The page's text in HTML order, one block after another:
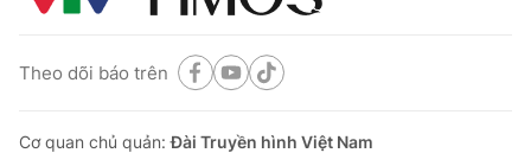
Theo dõi báo trên
Cơ quan chủ quản:Đài Truyền hình Việt Nam